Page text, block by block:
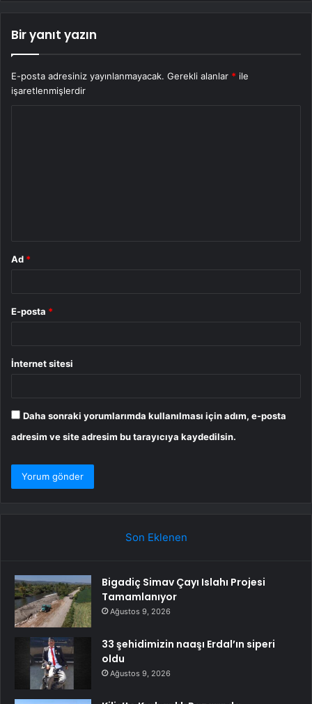
Bir yanıt yazın
E-posta adresiniz yayınlanmayacak. Gerekli alanlar * ile
işaretlenmişlerdir
Ad *
E-posta *
İnternet sitesi
Daha sonraki yorumlarımda kullanılması için adım, e-posta
adresim ve site adresim bu tarayıcıya kaydedilsin.
Son Eklenen
Bigadiç Simav Çayı Islahı Projesi
Tamamlanıyor
Ağustos 9, 2026
33 şehidimizin naaşı Erdal’ın siperi
oldu
Ağustos 9, 2026